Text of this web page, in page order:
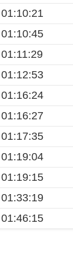
01:10:21
01:10:45
01:11:29
01:12:53
01:16:24
01:16:27
01:17:35
01:19:04
01:19:15
01:33:19
01:46:15